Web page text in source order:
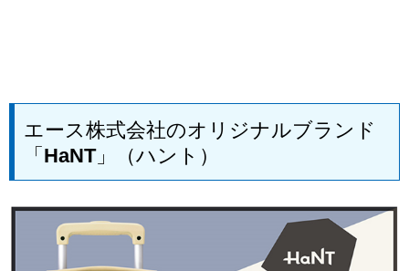
エース株式会社のオリジナルブランド
「HaNT」（ハント）